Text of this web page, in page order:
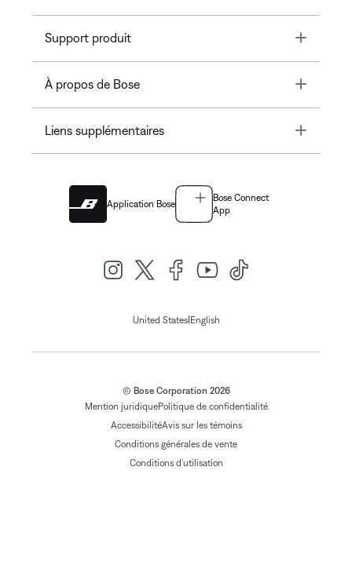
Support produit Toggle
À propos de Bose Toggle
Liens supplémentaires Toggle
Application Bose
Bose Connect
App
United States| English
© Bose Corporation 2026
Mention juridiquePolitique de confidentialité
AccessibilitéAvis sur les témoins
Conditions générales de vente
Conditions d'utilisation